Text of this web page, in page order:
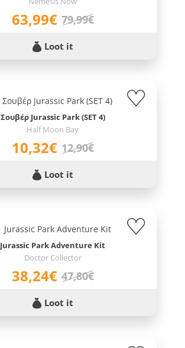
63,99€ 79,99€
Loot it
Σουβέρ Jurassic Park (SET 4)
Half Moon Bay
10,32€ 12,90€
Loot it
Jurassic Park Adventure Kit
Doctor Collector
38,24€ 47,80€
Loot it